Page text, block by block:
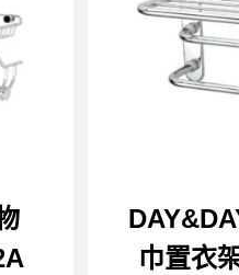
巾置衣